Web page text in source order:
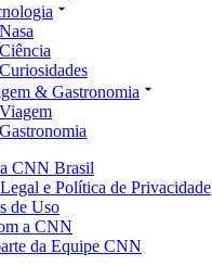
Nasa
Ciência
Curiosidades
& Gastronomia
Viagem
Gastronomia
CNN Brasil
e Política de Privacidade
de Uso
a CNN
da Equipe CNN